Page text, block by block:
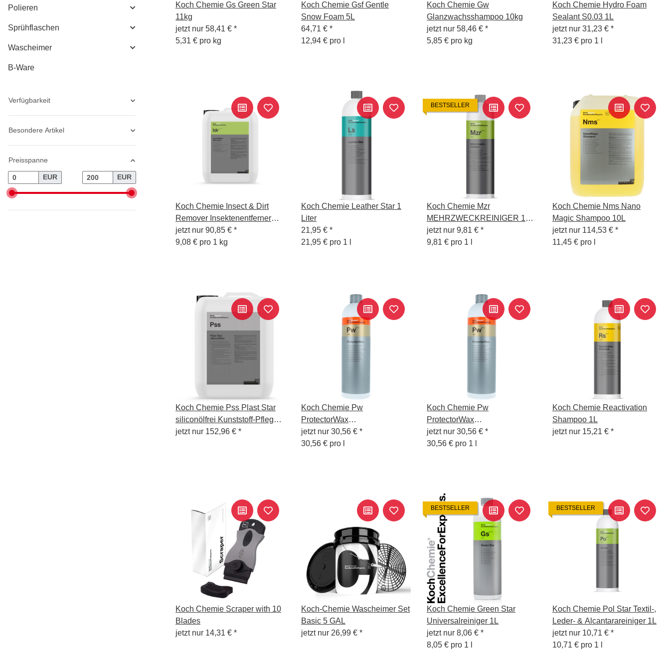
Koch Chemie Gs Green Star
11kg
jetzt nur 58,41 € *
5,31 € pro kg
Koch Chemie Gsf Gentle
Snow Foam 5L
64,71 € *
12,94 € pro l
Koch Chemie Gw
Glanzwachsshampoo 10kg
jetzt nur 58,46 € *
5,85 € pro kg
Koch Chemie Hydro Foam
Sealant S0.03 1L
jetzt nur 31,23 € *
31,23 € pro 1 l
Koch Chemie Insect & Dirt
Remover Insektenentferner
10kg
jetzt nur 90,85 € *
9,08 € pro 1 kg
Koch Chemie Leather Star 1
Liter
21,95 € *
21,95 € pro 1 l
BESTSELLER
Koch Chemie Mzr
MEHRZWECKREINIGER 1
Liter
jetzt nur 9,81 € *
9,81 € pro 1 l
Koch Chemie Nms Nano
Magic Shampoo 10L
jetzt nur 114,53 € *
11,45 € pro l
Koch Chemie Pss Plast Star
siliconölfrei Kunststoff-Pflege
10l
jetzt nur 152,96 € *
Koch Chemie Pw
ProtectorWax
Wachsversiegelung 1L
jetzt nur 30,56 € *
30,56 € pro l
Koch Chemie Pw
ProtectorWax
Wachsversiegelung 1L
jetzt nur 30,56 € *
30,56 € pro 1 l
Koch Chemie Reactivation
Shampoo 1L
jetzt nur 15,21 € *
Koch Chemie Scraper with 10
Blades
jetzt nur 14,31 € *
Koch-Chemie Wascheimer Set
Basic 5 GAL
jetzt nur 26,99 € *
BESTSELLER
Koch Chemie Green Star
Universalreiniger 1L
jetzt nur 8,06 € *
8,05 € pro 1 l
BESTSELLER
Koch Chemie Pol Star Textil-,
Leder- & Alcantarareiniger 1L
jetzt nur 10,71 € *
10,71 € pro 1 l
Polieren
Sprühflaschen
Wascheimer
B-Ware
Verfügbarkeit
Besondere Artikel
Preisspanne
EUR EUR